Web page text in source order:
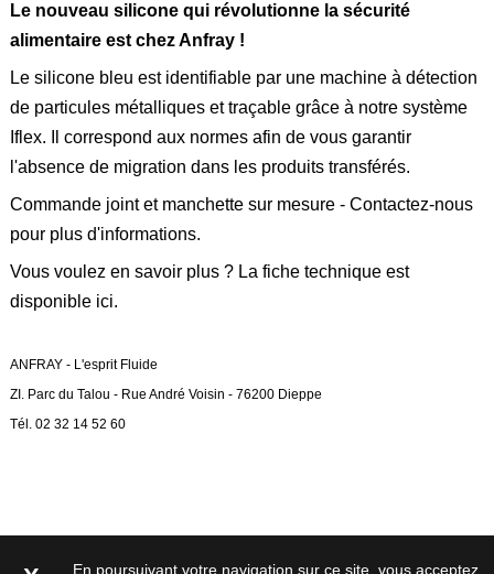
Le nouveau silicone qui révolutionne la sécurité
alimentaire est chez Anfray !
Le silicone bleu est identifiable par une machine à détection
de particules métalliques et traçable grâce à notre système
Iflex. Il correspond aux normes afin de vous garantir
l'absence de migration dans les produits transférés.
Commande joint et manchette sur mesure - Contactez-nous
pour plus d'informations.
Vous voulez en savoir plus ? La fiche technique est
disponible ici.
ANFRAY - L'esprit Fluide
ZI. Parc du Talou - Rue André Voisin - 76200 Dieppe
Tél. 02 32 14 52 60
En poursuivant votre navigation sur ce site, vous acceptez